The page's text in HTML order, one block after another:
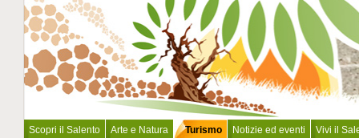
Scopri il Salento Arte e Natura
Turismo
Notizie ed eventi Vivi il